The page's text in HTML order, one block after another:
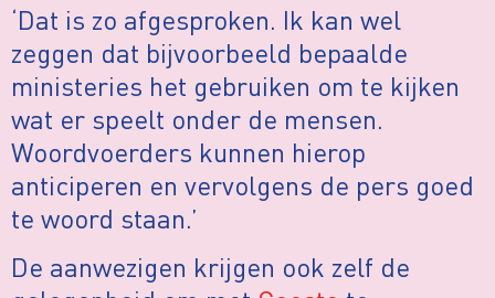
‘Dat is zo afgesproken. Ik kan wel
zeggen dat bijvoorbeeld bepaalde
ministeries het gebruiken om te kijken
wat er speelt onder de mensen.
Woordvoerders kunnen hierop
anticiperen en vervolgens de pers goed
te woord staan.’
De aanwezigen krijgen ook zelf de